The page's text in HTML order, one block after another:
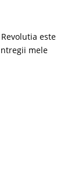
este
mele